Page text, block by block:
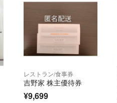
レストラン/食事券
吉野家 株主優待券
¥9,699